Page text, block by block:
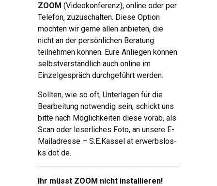
ZOOM (Videokonferenz), online oder per
Telefon, zuzuschalten. Diese Option
möchten wir gerne allen anbieten, die
nicht an der persönlichen Beratung
teilnehmen können. Eure Anliegen können
selbstverständlich auch online im
Einzelgespräch durchgeführt werden.
Sollten, wie so oft, Unterlagen für die
Bearbeitung notwendig sein, schickt uns
bitte nach Möglichkeiten diese vorab, als
Scan oder leserliches Foto, an unsere E-
Mailadresse – S.E.Kassel at erwerbslos-
ks dot de.
Ihr müsst ZOOM nicht installieren!